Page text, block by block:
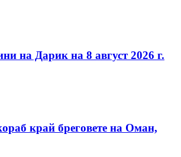
на Дарик на 8 август 2026 г.
край бреговете на Оман,